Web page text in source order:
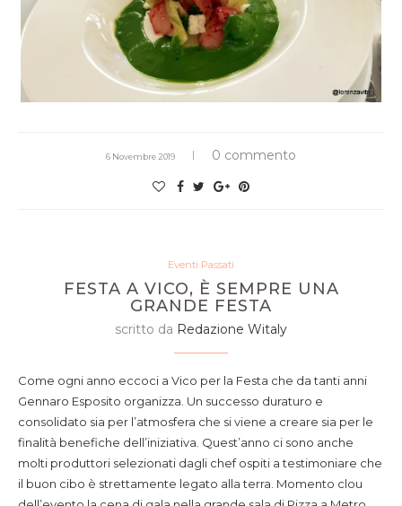
6 Novembre 2019 0 commento
Eventi Passati
FESTA A VICO, È SEMPRE UNA
GRANDE FESTA
scritto da Redazione Witaly
Come ogni anno eccoci a Vico per la Festa che da tanti anni
Gennaro Esposito organizza. Un successo duraturo e
consolidato sia per l’atmosfera che si viene a creare sia per le
finalità benefiche dell’iniziativa. Quest’anno ci sono anche
molti produttori selezionati dagli chef ospiti a testimoniare che
il buon cibo è strettamente legato alla terra. Momento clou